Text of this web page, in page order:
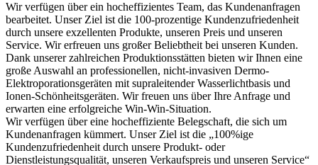
Wir verfügen über ein hocheffizientes Team, das Kundenanfragen
bearbeitet. Unser Ziel ist die 100-prozentige Kundenzufriedenheit
durch unsere exzellenten Produkte, unseren Preis und unseren
Service. Wir erfreuen uns großer Beliebtheit bei unseren Kunden.
Dank unserer zahlreichen Produktionsstätten bieten wir Ihnen eine
große Auswahl an professionellen, nicht-invasiven Dermo-
Elektroporationsgeräten mit supraleitender Wasserlichtbasis und
Ionen-Schönheitsgeräten. Wir freuen uns über Ihre Anfrage und
erwarten eine erfolgreiche Win-Win-Situation.
Wir verfügen über eine hocheffiziente Belegschaft, die sich um
Kundenanfragen kümmert. Unser Ziel ist die „100%ige
Kundenzufriedenheit durch unsere Produkt- oder
Dienstleistungsqualität, unseren Verkaufspreis und unseren Service“